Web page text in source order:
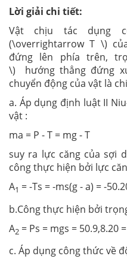
Lời giải chi tiết:
Vật chịu tác dụng
(\overrightarrow T \)
đứng lên phía trên,
\) hướng thẳng đứng
chuyển động của vật là
a. Áp dụng định luật II
vật :
ma = P - T = mg - T
suy ra lực căng của sợi
công thực hiện bởi lực
A1 = -Ts = -ms(g - a) = -
b.Công thực hiện bởi
A2 = Ps = mgs = 50.9,8.20 =
c. Áp dụng công thức về